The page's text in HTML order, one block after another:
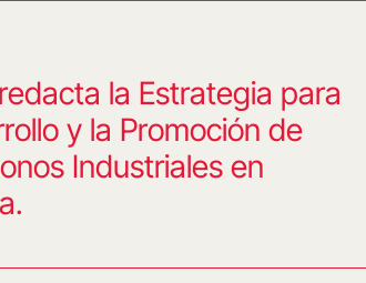
la Estrategia para
y la Promoción de
Industriales en